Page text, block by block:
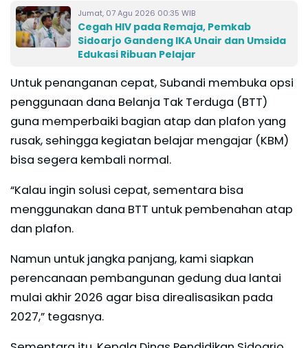
Jumat, 07 Agu 2026 00:35 WIB
Cegah HIV pada Remaja, Pemkab
Sidoarjo Gandeng IKA Unair dan Umsida
Edukasi Ribuan Pelajar
Untuk penanganan cepat, Subandi membuka opsi
penggunaan dana Belanja Tak Terduga (BTT)
guna memperbaiki bagian atap dan plafon yang
rusak, sehingga kegiatan belajar mengajar (KBM)
bisa segera kembali normal.
“Kalau ingin solusi cepat, sementara bisa
menggunakan dana BTT untuk pembenahan atap
dan plafon.
Namun untuk jangka panjang, kami siapkan
perencanaan pembangunan gedung dua lantai
mulai akhir 2026 agar bisa direalisasikan pada
2027,” tegasnya.